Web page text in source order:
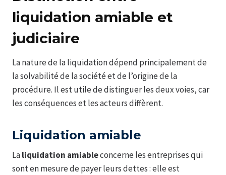
liquidation amiable et
judiciaire
La nature de la liquidation dépend principalement de
la solvabilité de la société et de l’origine de la
procédure. Il est utile de distinguer les deux voies, car
les conséquences et les acteurs diffèrent.
Liquidation amiable
Laliquidation amiableconcerne les entreprises qui
sont en mesure de payer leurs dettes : elle est